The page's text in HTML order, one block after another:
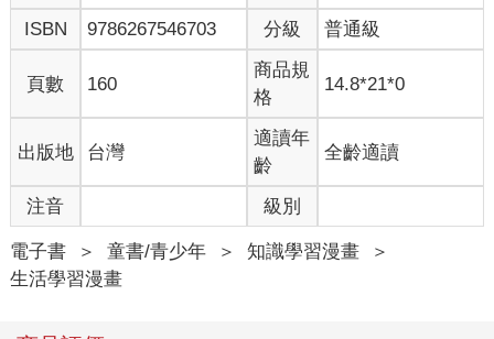
ISBN
9786267546703 分級 普通級
頁數 160
商品規
格
14.8*21*0
出版地 台灣
適讀年
齡
全齡適讀
注音 級別
電子書 ＞ 童書/青少年 ＞ 知識學習漫畫
＞
生活學習漫畫